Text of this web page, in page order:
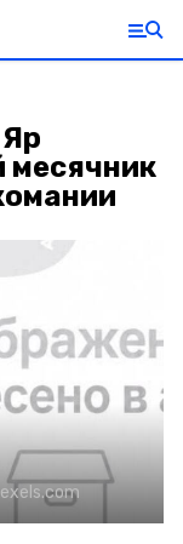
месячник